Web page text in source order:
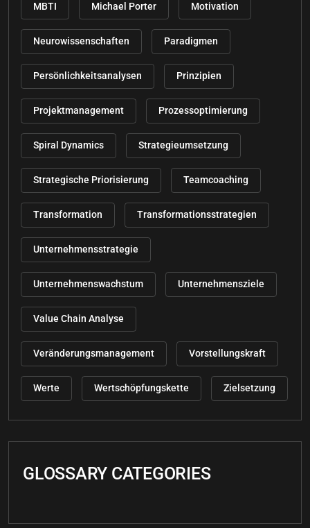
MBTI Michael Porter Motivation
Neurowissenschaften Paradigmen
Persönlichkeitsanalysen Prinzipien
Projektmanagement Prozessoptimierung
Spiral Dynamics Strategieumsetzung
Strategische Priorisierung Teamcoaching
Transformation Transformationsstrategien
Unternehmensstrategie
Unternehmenswachstum Unternehmensziele
Value Chain Analyse
Veränderungsmanagement Vorstellungskraft
Werte Wertschöpfungskette Zielsetzung
GLOSSARY CATEGORIES